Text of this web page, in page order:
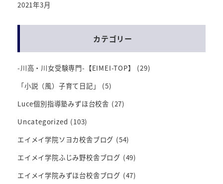
2021年3月
カテゴリー
-川高・川女受験専門-【EIMEI-TOP】
(29)
「小説（風）子育て日記」
(5)
Luce個別指導塾みずほ台校舎 (27)
Uncategorized (103)
エイメイ学院ソヨカ校舎ブログ (54)
エイメイ学院ふじみ野校舎ブログ (49)
エイメイ学院みずほ台校舎ブログ (47)